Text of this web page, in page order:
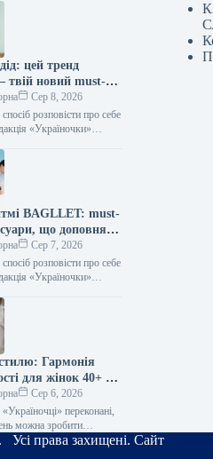
цей тренд
твій новий must-
Сер 8, 2026
розповісти про себе
«Україночки»
і сьогодні ми
BAGLLET: must-
що доповнять
образСер 7, 2026
розповісти про себе
«Україночки»
і сьогодні ми
Гармонія
для жінок 40+ від
Сер 6, 2026
переконані,
можна зробити
додати до нього
Сьогодні ми
права захищені. Сайт